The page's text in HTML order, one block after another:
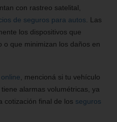
con rastreo satelital,
de seguros para autos . Las
los dispositivos que
o que minimizan los daños en
, mencioná si tu vehículo
alarmas volumétricas, ya
cotización final de los seguros